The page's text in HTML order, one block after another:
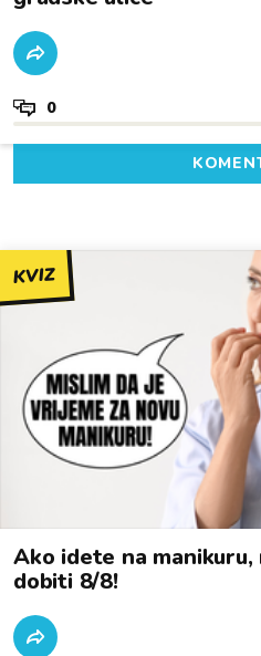
0
KVIZ
Ako idete na
dobiti 8/8!